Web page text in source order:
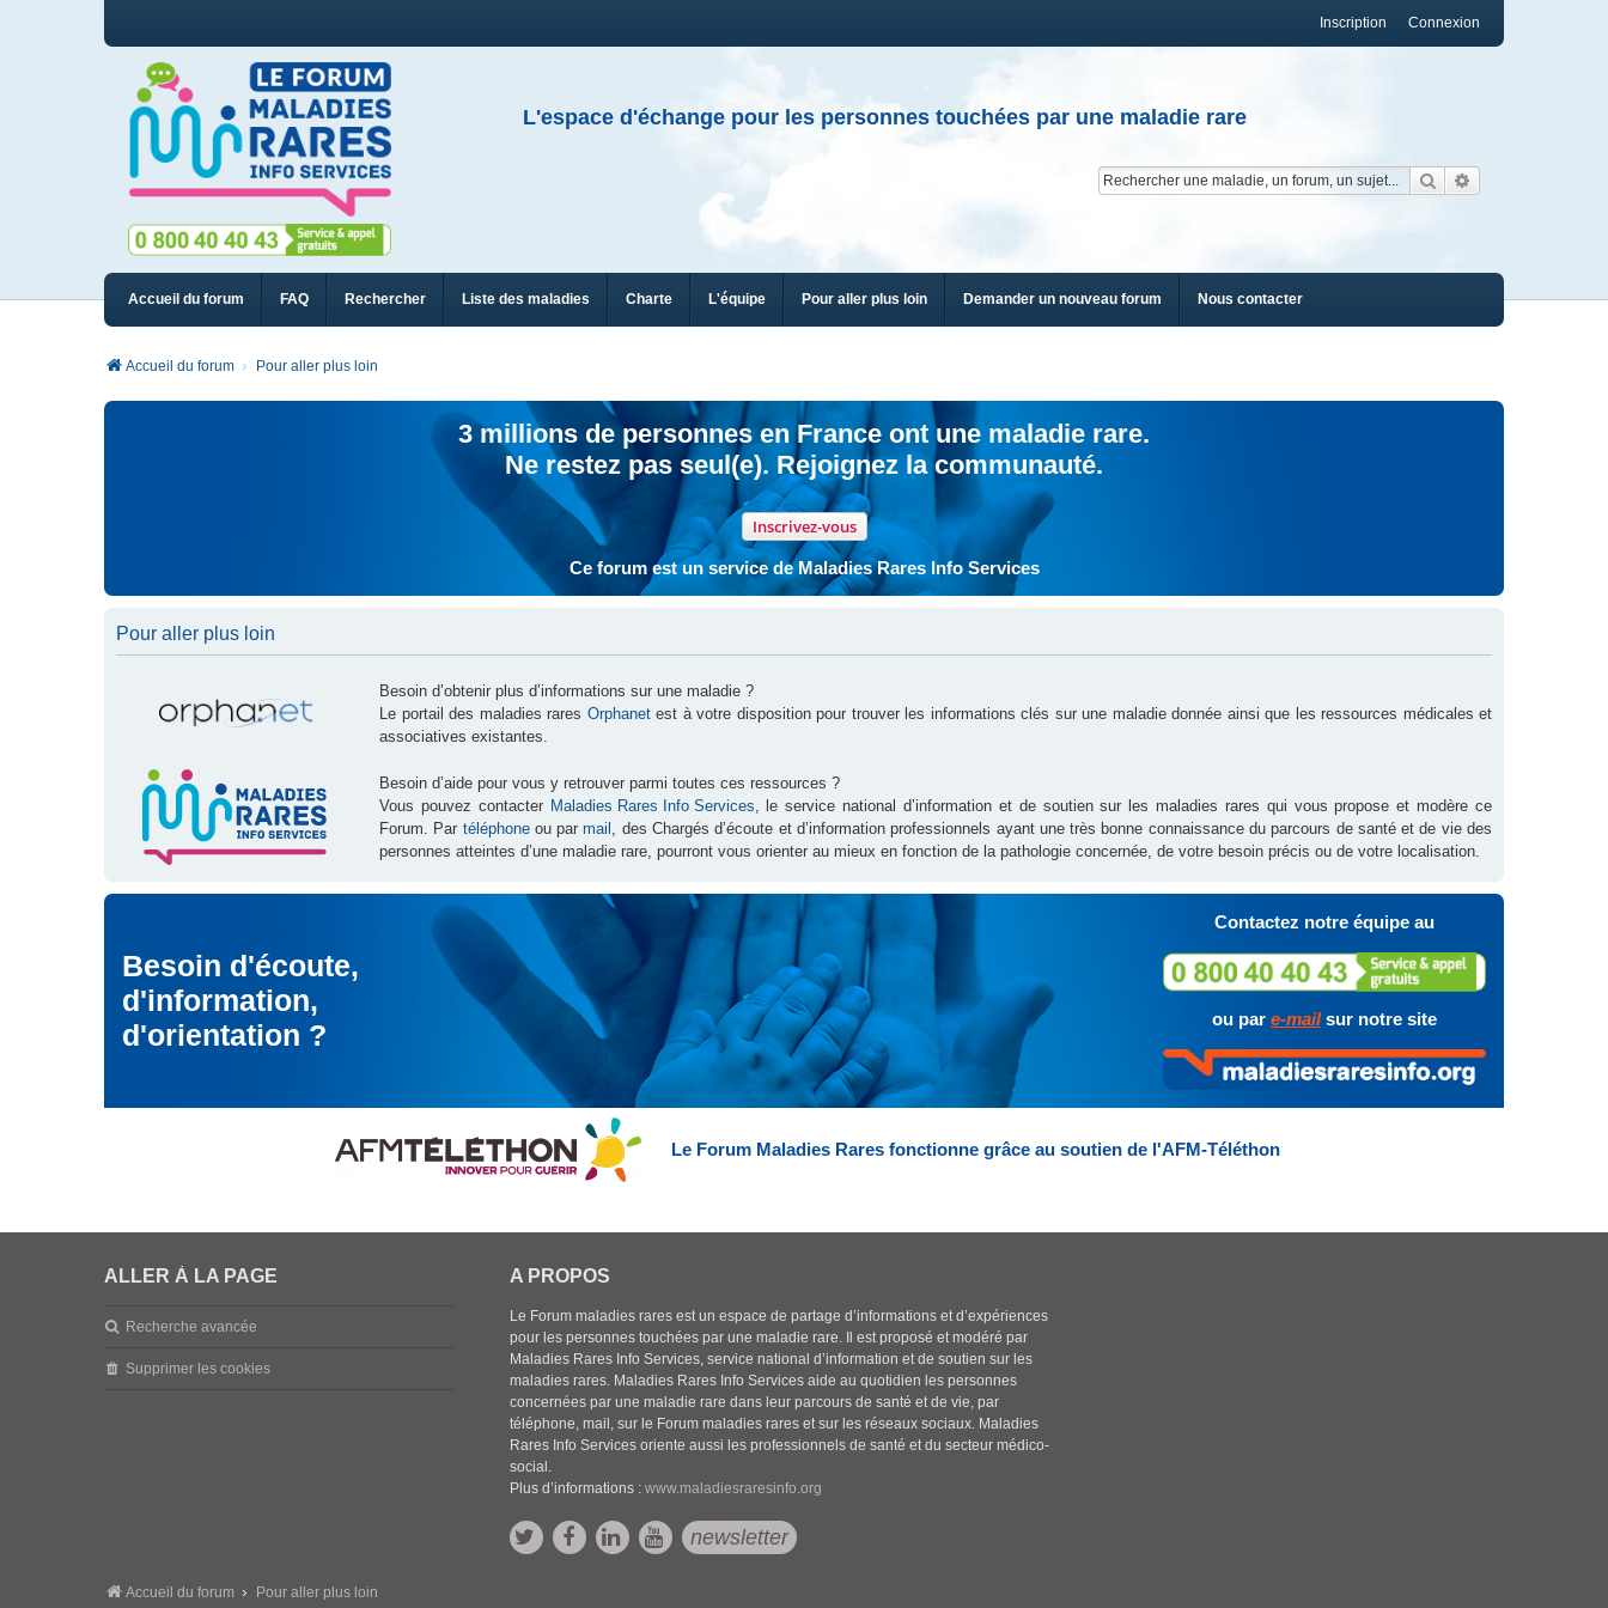
Connexion
Inscription
L'espace d'échange pour les personnes touchées par une maladie rare
Rechercher
Accueil du forum FAQ Rechercher Liste des maladies Charte L'équipe Pour aller plus loin Demander un nouveau forum Nous contacter
Accueil du forum Pour aller plus loin
3 millions de personnes en France ont une maladie rare.
Ne restez pas seul(e). Rejoignez la communauté.
Inscrivez-vous
Ce forum est un service de Maladies Rares Info Services
Pour aller plus loin
Besoin d’obtenir plus d’informations sur une maladie ?
Le portail des maladies rares Orphanetest à votre disposition pour trouver les informations clés sur une maladie donnée ainsi que les ressources médicales et
associatives existantes.
Besoin d’aide pour vous y retrouver parmi toutes ces ressources ?
Vous pouvez contacter Maladies Rares Info Services, le service national d’information et de soutien sur les maladies rares qui vous propose et modère ce
Forum. Par téléphoneou parmail , des Chargés d’écoute et d’information professionnels ayant une très bonne connaissance du parcours de santé et de vie des
personnes atteintes d’une maladie rare, pourront vous orienter au mieux en fonction de la pathologie concernée, de votre besoin précis ou de votre localisation.
Besoin d'écoute,
d'information,
d'orientation ?
Contactez notre équipe au
ou par e-mailsur notre site
Le Forum Maladies Rares fonctionne grâce au soutien de l'AFM-Téléthon
ALLER À LA PAGE
Recherche avancée
Supprimer les cookies
A PROPOS
Le Forum maladies rares est un espace de partage d’informations et d’expériences
pour les personnes touchées par une maladie rare. Il est proposé et modéré par
Maladies Rares Info Services, service national d’information et de soutien sur les
maladies rares. Maladies Rares Info Services aide au quotidien les personnes
concernées par une maladie rare dans leur parcours de santé et de vie, par
téléphone, mail, sur le Forum maladies rares et sur les réseaux sociaux. Maladies
Rares Info Services oriente aussi les professionnels de santé et du secteur médico-
social.
Plus d’informations :www.maladiesraresinfo.org
newsletter
Accueil du forum Pour aller plus loin